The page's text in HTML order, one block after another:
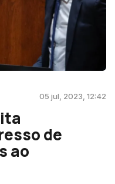
05 jul, 2023, 12:42
de
ao